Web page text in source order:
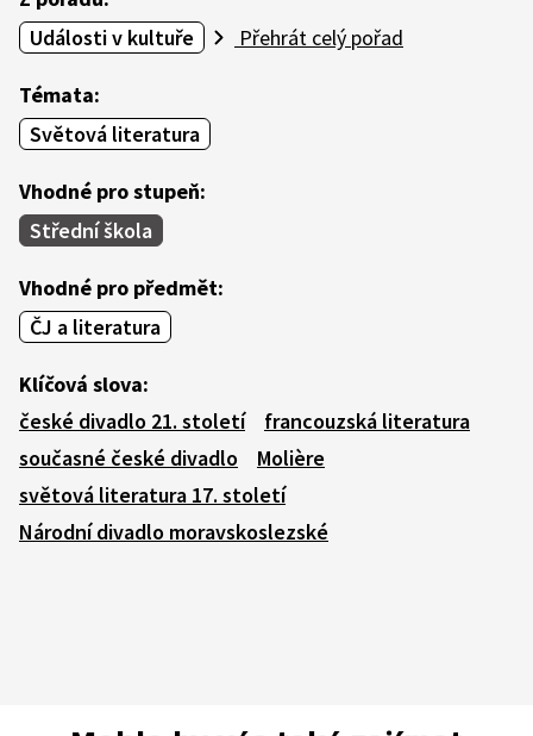
Události v kultuře
Přehrát celý pořad
Témata:
Světová literatura
Vhodné pro stupeň:
Střední škola
Vhodné pro předmět:
ČJ a literatura
Klíčová slova:
české divadlo 21. století
francouzská literatura
současné české divadlo
Molière
světová literatura 17. století
Národní divadlo moravskoslezské